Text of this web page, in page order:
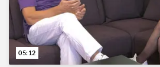
05:12